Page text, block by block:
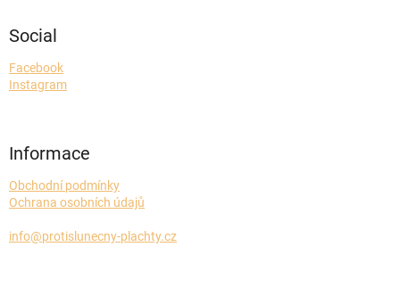
Social
Facebook
Instagram
Informace
Obchodní podmínky
Ochrana osobních údajů
info@protislunecny-plachty.cz